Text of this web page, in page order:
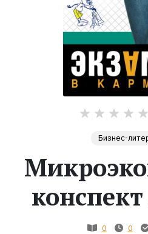
обсуждаемые
Коллекции
Бизнес-
0 0